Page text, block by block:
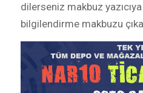
dilerseniz makbuz
bilgilendirme makbuzu